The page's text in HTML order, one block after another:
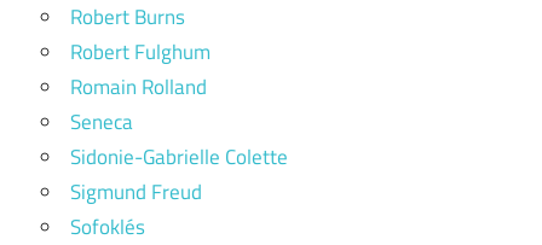
Robert Burns
Robert Fulghum
Romain Rolland
Seneca
Sidonie-Gabrielle Colette
Sigmund Freud
Sofoklés